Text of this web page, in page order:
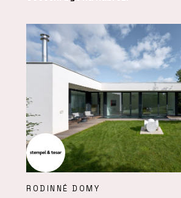
RODINNÉ DOMY